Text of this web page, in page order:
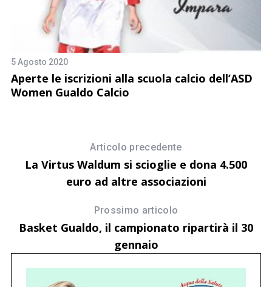
5 Agosto 2020
Aperte le iscrizioni alla scuola calcio dell’ASD
Women Gualdo Calcio
Articolo precedente
La Virtus Waldum si scioglie e dona 4.500
euro ad altre associazioni
Prossimo articolo
Basket Gualdo, il campionato ripartirà il 30
gennaio